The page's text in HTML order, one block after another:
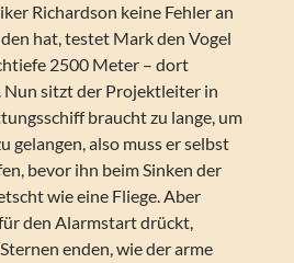
Richardson keine Fehler an
hat, testet Mark den Vogel
2500 Meter – dort
sitzt der Projektleiter in
braucht zu lange, um
gelangen, also muss er selbst
bevor ihn beim Sinken der
wie eine Fliege. Aber
den Alarmstart drückt,
enden, wie der arme